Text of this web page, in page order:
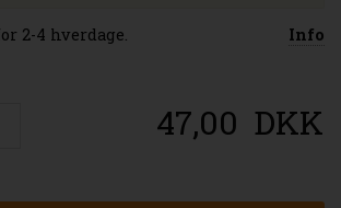
2-4 hverdage. Info
47,00 DKK